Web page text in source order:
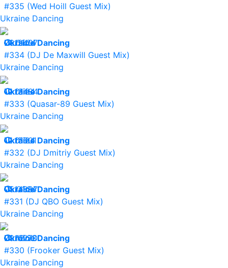
#335 (Wed Hoill Guest Mix)
Ukraine Dancing
26.01.24
19407
Ukraine Dancing
#334 (DJ De Maxwill Guest Mix)
Ukraine Dancing
19.01.24
13484
Ukraine Dancing
#333 (Quasar-89 Guest Mix)
Ukraine Dancing
12.01.24
15601
Ukraine Dancing
#332 (DJ Dmitriy Guest Mix)
Ukraine Dancing
05.01.24
14897
Ukraine Dancing
#331 (DJ QBO Guest Mix)
Ukraine Dancing
29.12.23
16270
Ukraine Dancing
#330 (Frooker Guest Mix)
Ukraine Dancing